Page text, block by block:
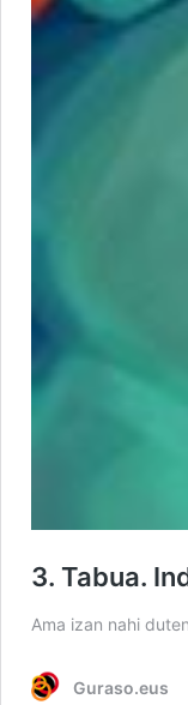
3. Tabua.
Ama izan nahi
Guraso.eus